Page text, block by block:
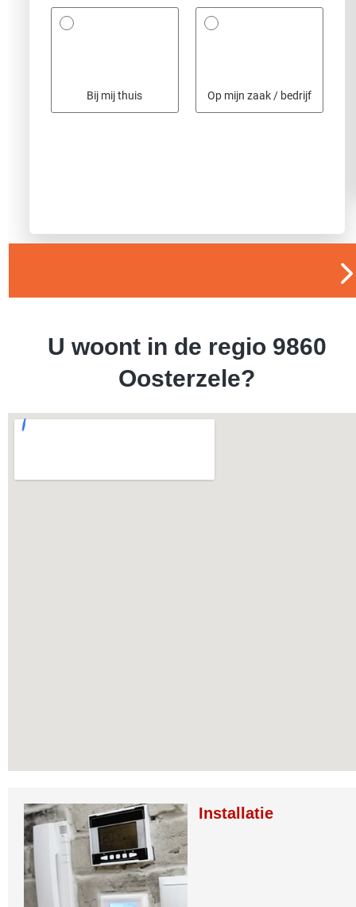
U woont in de regio 9860
Oosterzele?
Installatie